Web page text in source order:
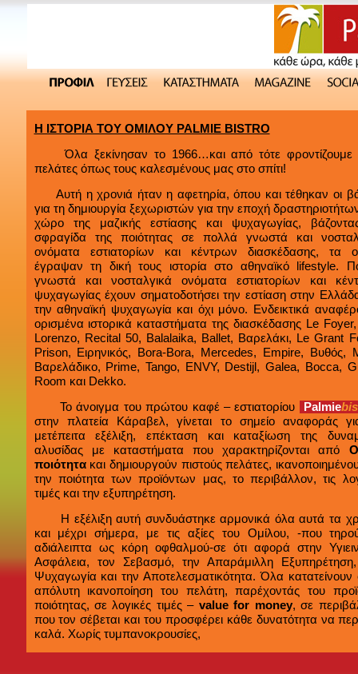
Η ΙΣΤΟΡΙΑ ΤΟΥ ΟΜΙΛΟΥ PALMIE BISTRO
Όλα ξεκίνησαν το 1966…και από τότε φροντίζουμε
πελάτες όπως τους καλεσμένους μας στο σπίτι!
Αυτή η χρονιά ήταν η αφετηρία, όπου και τέθηκαν οι
για τη δημιουργία ξεχωριστών για την εποχή
χώρο της μαζικής εστίασης και ψυχαγωγίας,
σφραγίδα της ποιότητας σε πολλά γνωστά και
ονόματα εστιατορίων και κέντρων διασκέδασης, τα
έγραψαν τη δική τους ιστορία στο αθηναϊκό lifestyle.
γνωστά και νοσταλγικά ονόματα εστιατορίων και
ψυχαγωγίας έχουν σηματοδοτήσει την εστίαση στην
την αθηναϊκή ψυχαγωγία και όχι μόνο. Ενδεικτικά
ορισμένα ιστορικά καταστήματα της διασκέδασης Le
Lorenzo, Recital 50, Balalaika, Ballet, Βαρελάκι, Le Grant
Prison, Ειρηνικός, Bora-Bora, Mercedes, Empire, Βυθός,
Βαρελάδικο, Prime, Tango, ENVY, Destijl, Galea, Bocca,
Room και Dekko.
Το άνοιγμα του πρώτου καφέ – εστιατορίου
Palmie
στην πλατεία Κάραβελ, γίνεται το σημείο αναφοράς
μετέπειτα εξέλιξη, επέκταση και καταξίωση της
αλυσίδας με καταστήματα που χαρακτηρίζονται από
ποιότητακαι δημιουργούν πιστούς πελάτες,
την ποιότητα των προϊόντων μας, το περιβάλλον, τις
τιμές και την εξυπηρέτηση.
Η εξέλιξη αυτή συνδυάστηκε αρμονικά όλα αυτά τα
και μέχρι σήμερα, με τις αξίες του Ομίλου, -που
αδιάλειπτα ως κόρη οφθαλμού-σε ότι αφορά στην
Ασφάλεια, τον Σεβασμό, την Απαράμιλλη
Ψυχαγωγία και την Αποτελεσματικότητα. Όλα κατατείνουν
απόλυτη ικανοποίηση του πελάτη, παρέχοντάς του
ποιότητας, σε λογικές τιμές – value for money, σε
που τον σέβεται και του προσφέρει κάθε δυνατότητα να
καλά. Χωρίς τυμπανοκρουσίες,